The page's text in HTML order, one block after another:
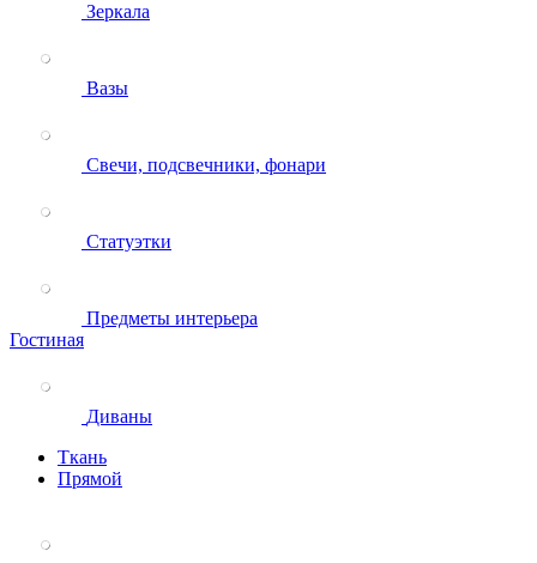
Зеркала
Вазы
Свечи, подсвечники, фонари
Статуэтки
Предметы интерьера
Гостиная
Диваны
Ткань
Прямой